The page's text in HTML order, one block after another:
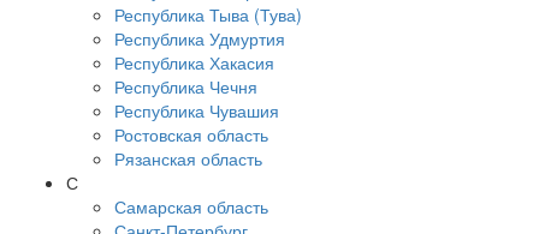
Республика Тыва (Тува)
Республика Удмуртия
Республика Хакасия
Республика Чечня
Республика Чувашия
Ростовская область
Рязанская область
С
Самарская область